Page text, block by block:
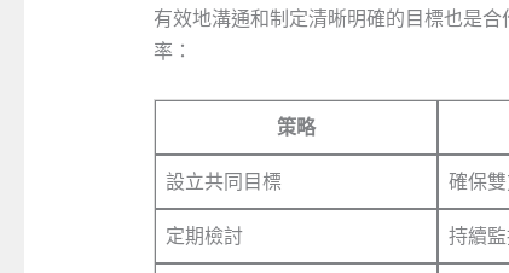
有效地溝通和制定清晰明確的目標也是
率：
策略
設立共同目標 確保
定期檢討 持續